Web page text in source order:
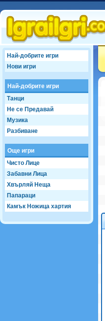
Най-добрите игри
Нови игри
Най-добрите игри
Танци
Не се Предавай
Музика
Разбиване
Още игри
Чисто Лице
Забавни Лица
Хвърляй Неща
Папараци
Камък Ножица хартия